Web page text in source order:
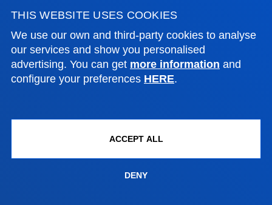
THIS WEBSITE USES COOKIES
We use our own and third-party cookies to analyse
our services and show you personalised
advertising. You can get more information and
configure your preferences HERE.
ACCEPT ALL
DENY
Contact us
San Sebastian campus
Vitoria headquarter